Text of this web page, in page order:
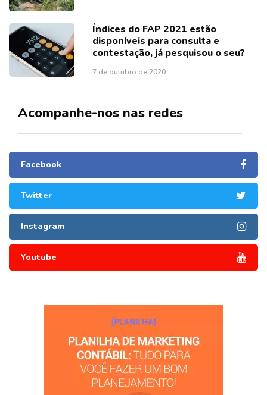
Índices do FAP 2021 estão
disponíveis para consulta e
contestação, já pesquisou o seu?
7 de outubro de 2020
Acompanhe-nos nas redes
Facebook
Twitter
Instagram
Youtube